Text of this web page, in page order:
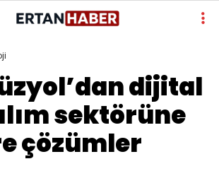
dijital
sektörüne
çözümler